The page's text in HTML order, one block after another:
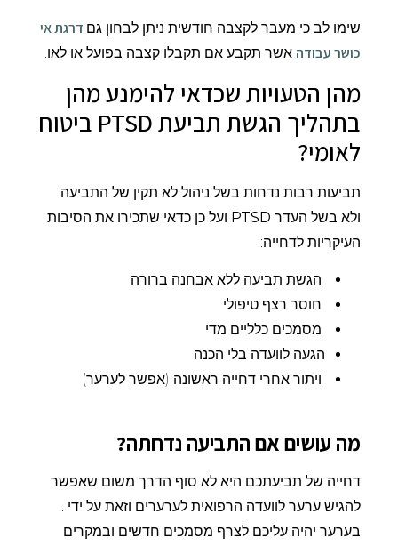
שימו לב כי מעבר לקצבה חודשית ניתן לבחון גם דרגת אי
כושר עבודה אשר תקבע אם תקבלו קצבה בפועל או לאו.
מהן הטעויות שכדאי להימנע מהן
בתהליך הגשת תביעת PTSD ביטוח
לאומי?
תביעות רבות נדחות בשל ניהול לא תקין של התביעה
ולא בשל העדר PTSD ועל כן כדאי שתכירו את הסיבות
העיקריות לדחייה:
הגשת תביעה ללא אבחנה ברורה
חוסר רצף טיפולי
מסמכים כלליים מדי
הגעה לוועדה בלי הכנה
ויתור אחרי דחייה ראשונה (אפשר לערער)
מה עושים אם התביעה נדחתה?
דחייה של תביעתכם היא לא סוף הדרך משום שאפשר
להגיש ערער לוועדה הרפואית לערערים וזאת על ידי .
בערער יהיה עליכם לצרף מסמכים חדשים ובמקרים